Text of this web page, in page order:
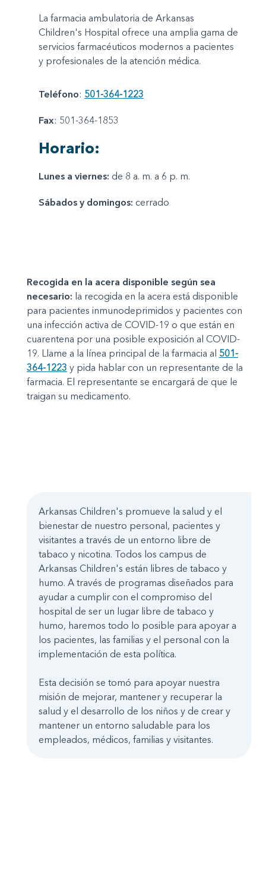
La farmacia ambulatoria de Arkansas
Children's Hospital ofrece una amplia gama de
servicios farmacéuticos modernos a pacientes
y profesionales de la atención médica.
Teléfono: 501-364-1223
Fax: 501-364-1853
Horario:
Lunes a viernes: de 8 a. m. a 6 p. m.
Sábados y domingos: cerrado
Recogida en la acera disponible según sea
necesario: la recogida en la acera está disponible
para pacientes inmunodeprimidos y pacientes con
una infección activa de COVID-19 o que están en
cuarentena por una posible exposición al COVID-
19. Llame a la línea principal de la farmacia al 501-
364-1223 y pida hablar con un representante de la
farmacia. El representante se encargará de que le
traigan su medicamento.
Arkansas Children's promueve la salud y el
bienestar de nuestro personal, pacientes y
visitantes a través de un entorno libre de
tabaco y nicotina. Todos los campus de
Arkansas Children's están libres de tabaco y
humo. A través de programas diseñados para
ayudar a cumplir con el compromiso del
hospital de ser un lugar libre de tabaco y
humo, haremos todo lo posible para apoyar a
los pacientes, las familias y el personal con la
implementación de esta política.
Esta decisión se tomó para apoyar nuestra
misión de mejorar, mantener y recuperar la
salud y el desarrollo de los niños y de crear y
mantener un entorno saludable para los
empleados, médicos, familias y visitantes.